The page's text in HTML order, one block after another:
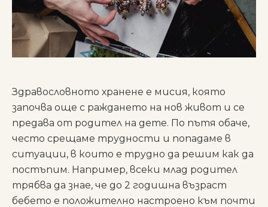
Здравословното хранене е мисия, която
започва още с раждането на нов живот и се
предава от родител на дете. По пътя обаче,
често срещаме трудности и попадаме в
ситуации, в които е трудно да решим как да
постъпим. Например, всеки млад родител
трябва да знае, че до 2 годишна възраст
бебето е положително настроено към почти